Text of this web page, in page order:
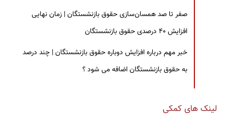
صفر تا صد همسان‌سازی حقوق بازنشستگان | زمان نهایی
افزایش ۴۰ درصدی حقوق بازنشستگان
خبر مهم درباره افزایش دوباره حقوق بازنشستگان | چند درصد
به حقوق بازنشستگان اضافه می شود ؟
لینک های کمکی